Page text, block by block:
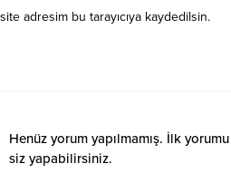
site adresim bu tarayıcıya kaydedilsin.
Henüz yorum yapılmamış. İlk
siz yapabilirsiniz.